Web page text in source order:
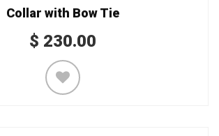
Collar with Bow Tie
$ 230.00